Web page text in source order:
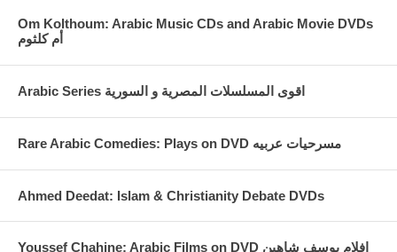
Om Kolthoum: Arabic Music CDs and Arabic Movie DVDs
أم كلثوم
Arabic Series اقوى المسلسلات المصرية و السورية
Rare Arabic Comedies: Plays on DVD مسرحيات عربيه
Ahmed Deedat: Islam & Christianity Debate DVDs
Youssef Chahine: Arabic Films on DVD افلام يوسف شاهين